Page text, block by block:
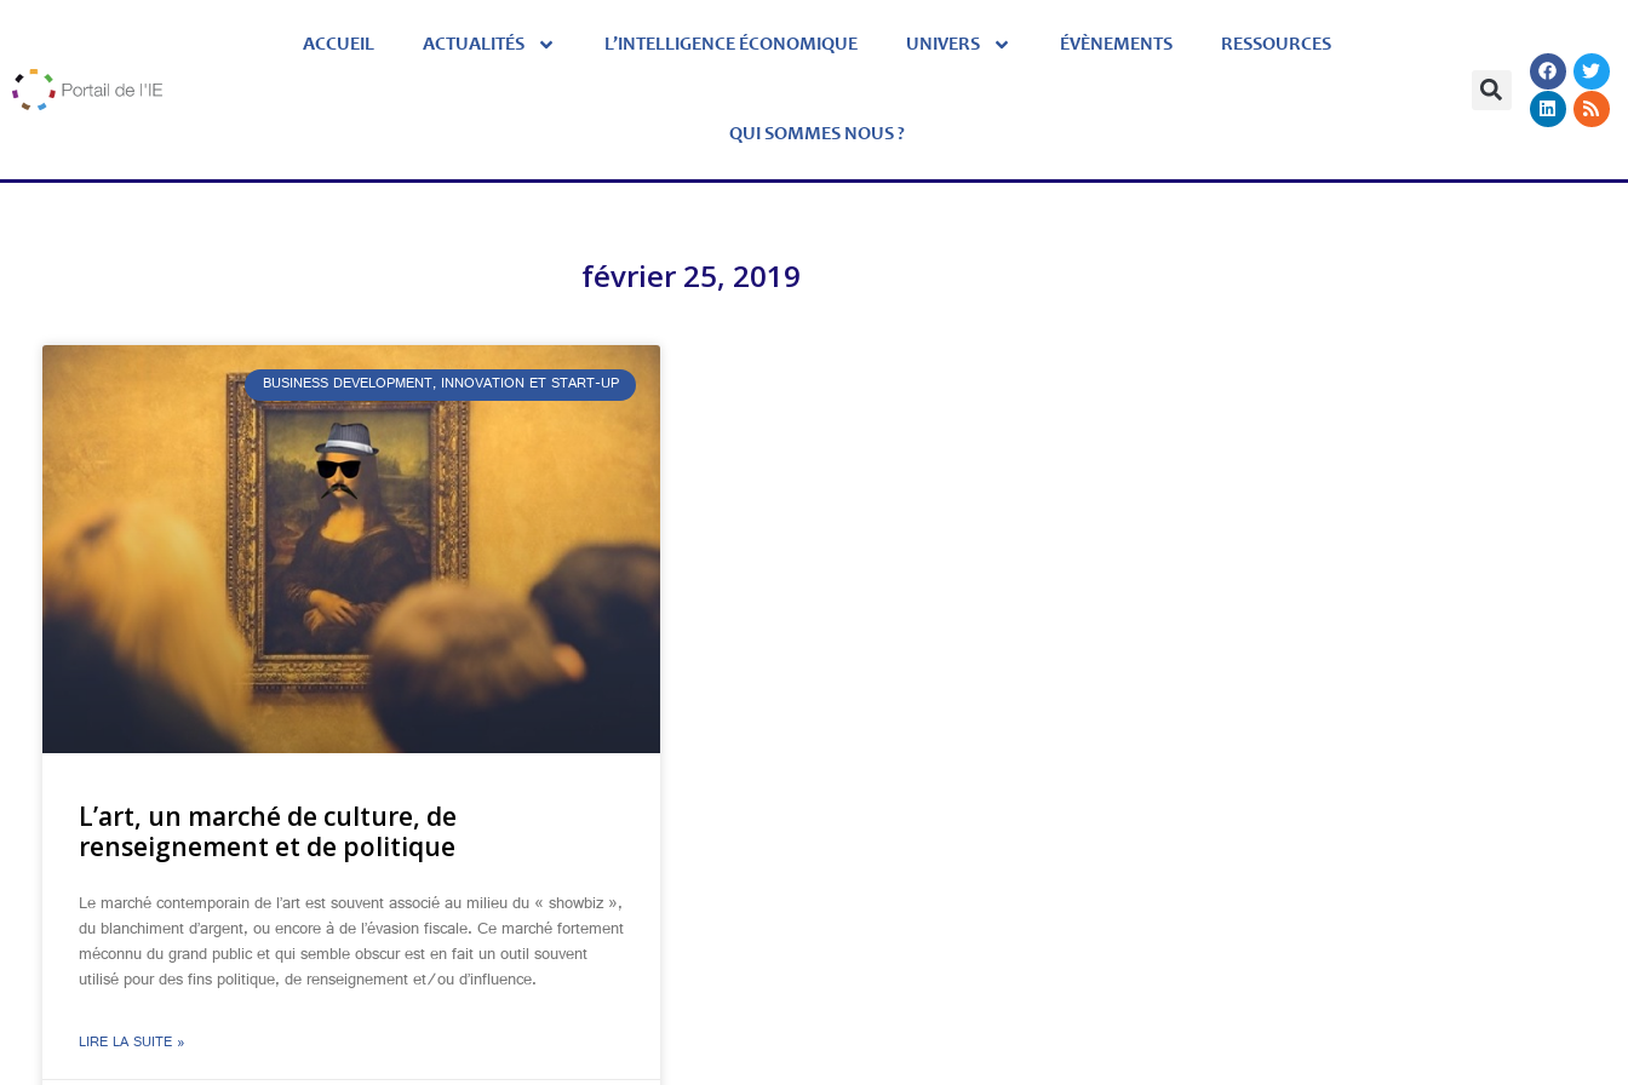
ACCUEIL ACTUALITÉS L’INTELLIGENCE ÉCONOMIQUE UNIVERS ÉVÈNEMENTS RESSOURCES
QUI SOMMES NOUS ?
février 25, 2019
BUSINESS DEVELOPMENT, INNOVATION ET START-UP
L’art, un marché de culture, de
renseignement et de politique
Le marché contemporain de l’art est souvent associé au milieu du « showbiz »,
du blanchiment d’argent, ou encore à de l’évasion fiscale. Ce marché fortement
méconnu du grand public et qui semble obscur est en fait un outil souvent
utilisé pour des fins politique, de renseignement et/ou d’influence.
LIRE LA SUITE »